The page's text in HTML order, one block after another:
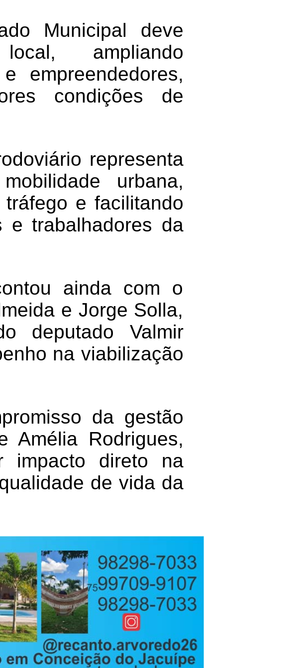
Municipal deve
ampliando
empreendedores,
condições de
representa
urbana,
e facilitando
e trabalhadores da
ainda com o
e Jorge Solla,
deputado Valmir
na viabilização
da gestão
Amélia Rodrigues,
impacto direto na
de vida da